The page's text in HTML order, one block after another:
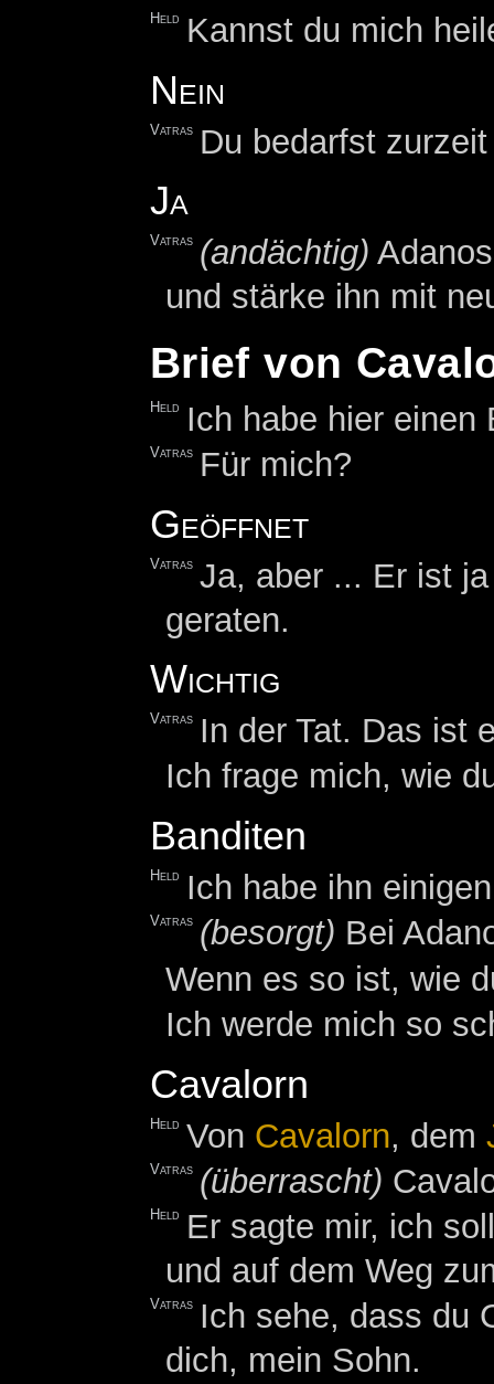
Held Kannst du mich
Nein
Vatras Du bedarfst
Ja
Vatras (andächtig)
und stärke ihn mit
Brief von
Held Ich habe hier einen
Vatras Für mich?
Geöffnet
Vatras Ja, aber ... Er ist
geraten.
Wichtig
Vatras In der Tat. Das ist
Ich frage mich, wie
Banditen
Held Ich habe ihn
Vatras (besorgt) Bei
Wenn es so ist, wie
Ich werde mich so
Cavalorn
Held Von Cavalorn, dem
Vatras (überrascht)
Held
Er sagte mir, ich
und auf dem Weg
Vatras Ich sehe, dass du
dich, mein Sohn.